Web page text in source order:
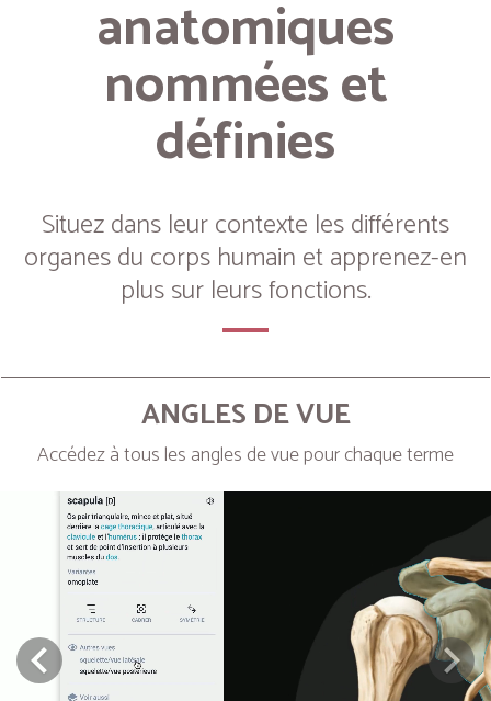
anatomiques
nommées et
définies
Situez dans leur contexte les différents
organes du corps humain et apprenez-en
plus sur leurs fonctions.
ANGLES DE VUE
Accédez à tous les angles de vue pour chaque terme